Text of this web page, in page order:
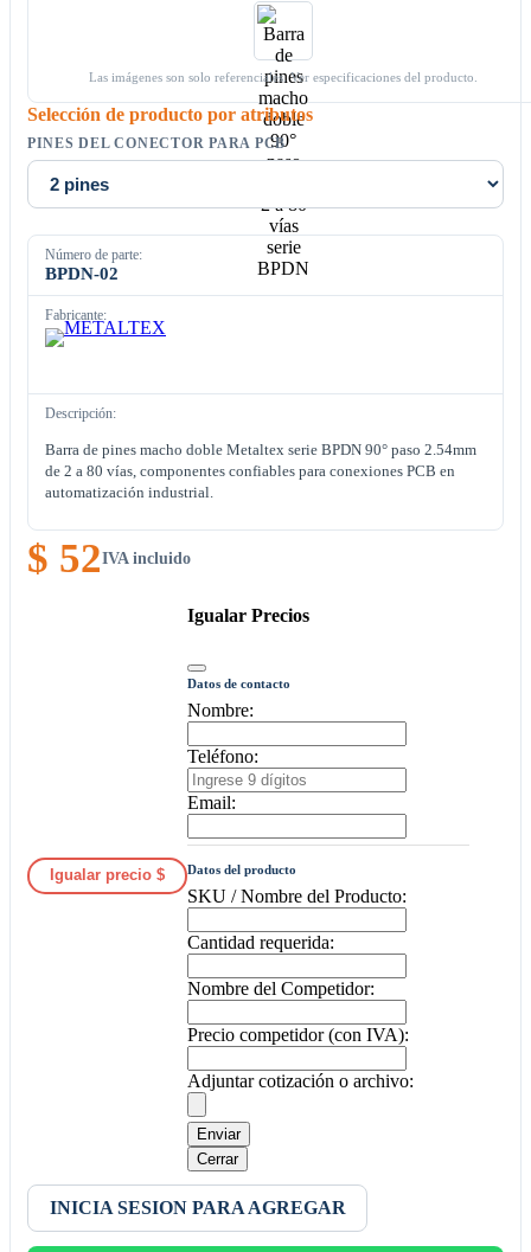
Las imágenes son solo referenciales. Ver especificaciones del producto.
Selección de producto por atributos
PINES DEL CONECTOR PARA PCB
Número de parte:
BPDN-02
Fabricante:
Descripción:
Barra de pines macho doble Metaltex serie BPDN 90° paso 2.54mm
de 2 a 80 vías, componentes confiables para conexiones PCB en
automatización industrial.
$ 52IVA incluido
Igualar precio $
Igualar Precios
Datos de contacto
Nombre:
Teléfono:
Email:
Datos del producto
SKU / Nombre del Producto:
Cantidad requerida:
Nombre del Competidor:
Precio competidor (con IVA):
Adjuntar cotización o archivo:
Enviar
Cerrar
INICIA SESION PARA AGREGAR